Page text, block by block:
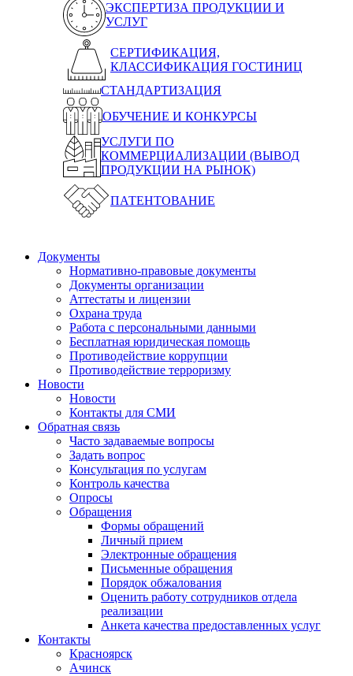
ЭКСПЕРТИЗА ПРОДУКЦИИ И
УСЛУГ
СЕРТИФИКАЦИЯ,
КЛАССИФИКАЦИЯ ГОСТИНИЦ
СТАНДАРТИЗАЦИЯ
ОБУЧЕНИЕ И КОНКУРСЫ
УСЛУГИ ПО
КОММЕРЦИАЛИЗАЦИИ (ВЫВОД
ПРОДУКЦИИ НА РЫНОК)
ПАТЕНТОВАНИЕ
Документы
Нормативно-правовые документы
Документы организации
Аттестаты и лицензии
Охрана труда
Работа с персональными данными
Бесплатная юридическая помощь
Противодействие коррупции
Противодействие терроризму
Новости
Новости
Контакты для СМИ
Обратная связь
Часто задаваемые вопросы
Задать вопрос
Консультация по услугам
Контроль качества
Опросы
Обращения
Формы обращений
Личный прием
Электронные обращения
Письменные обращения
Порядок обжалования
Оценить работу сотрудников отдела
реализации
Анкета качества предоставленных услуг
Контакты
Красноярск
Ачинск